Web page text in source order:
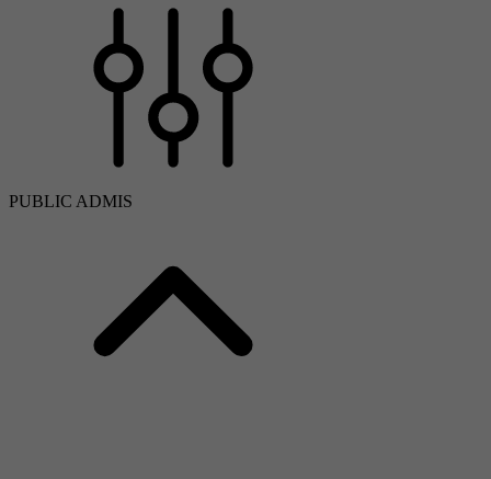
PUBLIC ADMIS